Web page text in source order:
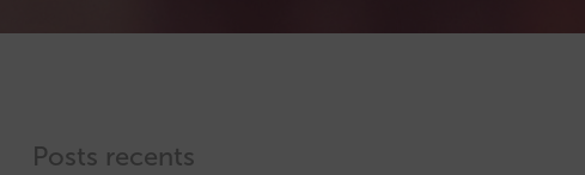
Posts recents